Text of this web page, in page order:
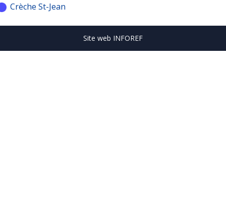
Crèche St-Jean
Site web INFOREF